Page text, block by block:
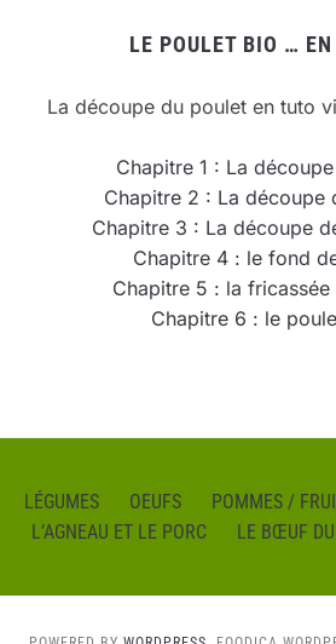
LE POULET BIO …
La découpe du poulet en tuto
Chapitre 1 : La
Chapitre 2 : La découpe
Chapitre 3 : La découpe
Chapitre 4 : le fond
Chapitre 5 : la
Chapitre 6 : le
LÉGUMES OEUFS
POMMES /
L’AGNEAU ET LE PORC
LE BŒUF